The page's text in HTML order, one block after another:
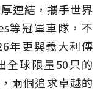
連結，攜手世界
等冠軍車隊，不
年更與義大利傳
全球限量50只的
兩個追求卓越的